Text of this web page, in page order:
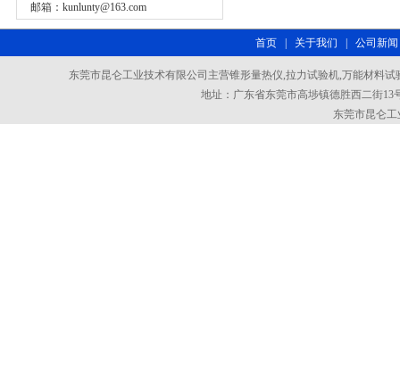
邮箱： kunlunty@163.com
首页| 关于我们 公司新闻
东莞市昆仑工业技术有限公司主营锥形量热仪,拉力试验机,万能材料
地址：广东省东莞市高埗镇德胜西二街13
东莞市昆仑